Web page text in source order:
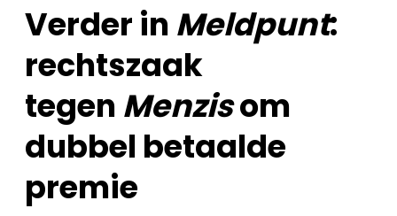
Verder in Meldpunt:
rechtszaak
tegen Menzisom
dubbel betaalde
premie